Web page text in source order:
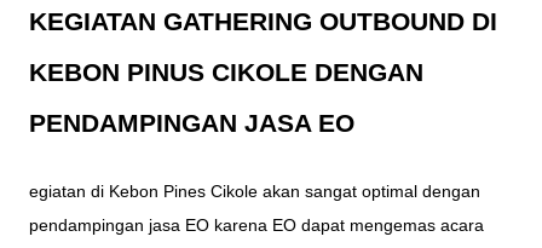
KEGIATAN GATHERING OUTBOUND DI
KEBON PINUS CIKOLE DENGAN
PENDAMPINGAN JASA EO
egiatan di Kebon Pines Cikole akan sangat optimal dengan
pendampingan jasa EO karena EO dapat mengemas acara